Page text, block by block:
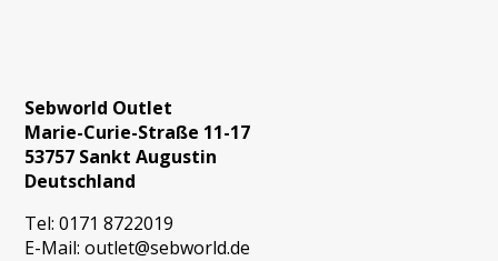
Sebworld Outlet
Marie-Curie-Straße 11-17
53757 Sankt Augustin
Deutschland
Tel:0171 8722019
E-Mail:outlet@sebworld.de